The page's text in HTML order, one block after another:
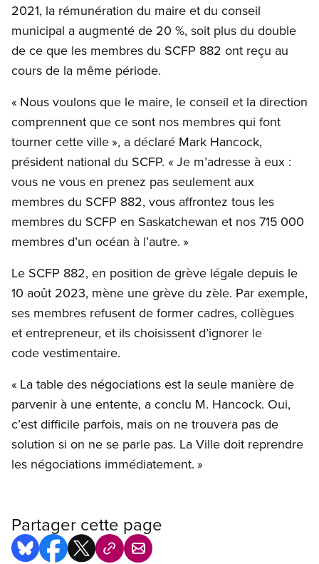
2021, la rémunération du maire et du conseil
municipal a augmenté de 20 %, soit plus du double
de ce que les membres du SCFP 882 ont reçu au
cours de la même période.
« Nous voulons que le maire, le conseil et la direction
comprennent que ce sont nos membres qui font
tourner cette ville », a déclaré Mark Hancock,
président national du SCFP. « Je m’adresse à eux :
vous ne vous en prenez pas seulement aux
membres du SCFP 882, vous affrontez tous les
membres du SCFP en Saskatchewan et nos 715 000
membres d’un océan à l’autre. »
Le SCFP 882, en position de grève légale depuis le
10 août 2023, mène une grève du zèle. Par exemple,
ses membres refusent de former cadres, collègues
et entrepreneur, et ils choisissent d’ignorer le
code vestimentaire.
« La table des négociations est la seule manière de
parvenir à une entente, a conclu M. Hancock. Oui,
c’est difficile parfois, mais on ne trouvera pas de
solution si on ne se parle pas. La Ville doit reprendre
les négociations immédiatement. »
Partager cette page